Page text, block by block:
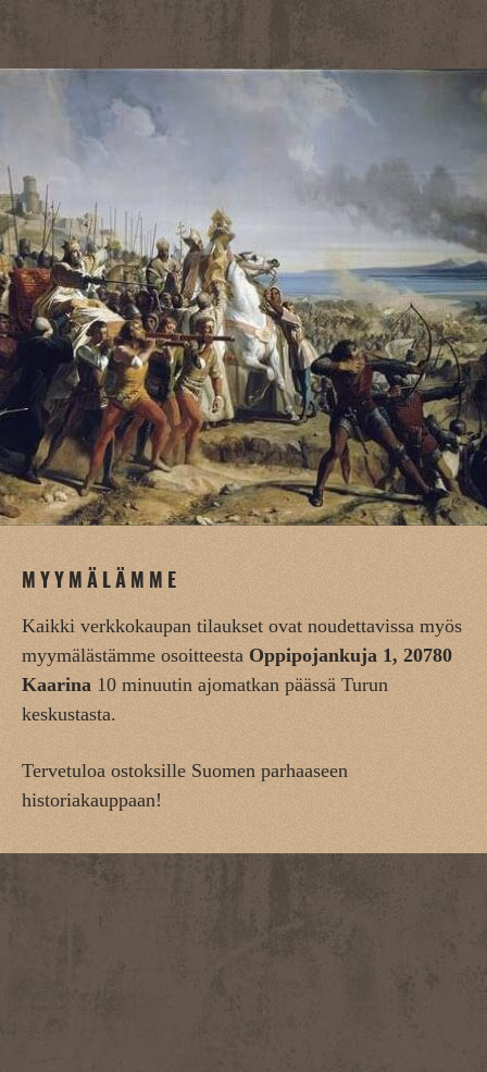
MYYMÄLÄMME
Kaikki verkkokaupan tilaukset ovat noudettavissa myös
myymälästämme osoitteesta Oppipojankuja 1, 20780
Kaarina 10 minuutin ajomatkan päässä Turun
keskustasta.
Tervetuloa ostoksille Suomen parhaaseen
historiakauppaan!